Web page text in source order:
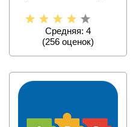
Средняя: 4
(256 оценок)